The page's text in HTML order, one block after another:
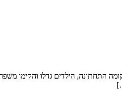
שטח הדירה: כ- 250 מ”ר וחצר “פטיו” מבקשים לשפץ: את הקומה